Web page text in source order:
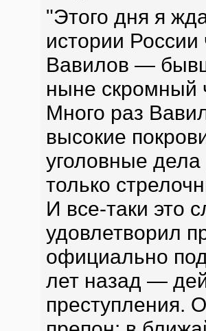
"Этого дня я
истории
Вавилов —
ныне скромный
Много раз
высокие
уголовные
только
И все-таки это
удовлетворил
официально
лет назад —
преступления.